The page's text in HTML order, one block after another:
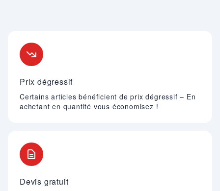
Prix dégressif
Certains articles bénéficient de prix dégressif – En
achetant en quantité vous économisez !
Devis gratuit